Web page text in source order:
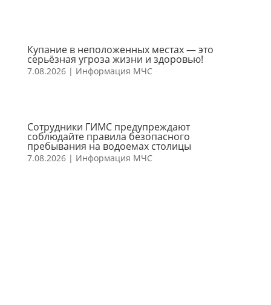
Купание в неположенных местах — это
серьёзная угроза жизни и здоровью!
7.08.2026| Информация МЧС
Сотрудники ГИМС предупреждают
соблюдайте правила безопасного
пребывания на водоемах столицы
7.08.2026| Информация МЧС